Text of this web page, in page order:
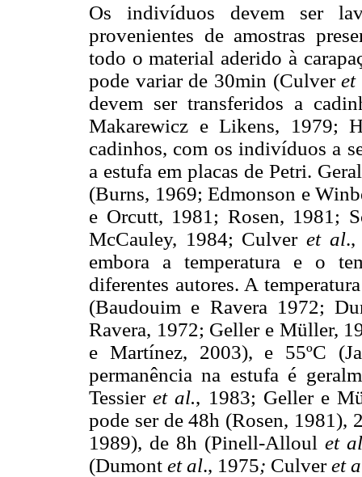
Os indivíduos devem ser
provenientes de amostras
todo o material aderido à
pode variar de 30min (Culveret
devem ser transferidos a
Makarewicz e Likens, 1979;
cadinhos, com os indivíduos a
a estufa em placas de Petri.
(Burns, 1969; Edmonson e
e Orcutt, 1981; Rosen, 1981;
McCauley, 1984; Culver et al.,
embora a temperatura e o
diferentes autores. A
(Baudouim e Ravera 1972;
Ravera, 1972; Geller e Müller,
e Martínez, 2003), e 55ºC
permanência na estufa é
Tessieret al., 1983; Geller e
pode ser de 48h (Rosen, 1981),
1989), de 8h (Pinell-Alloul et al
(Dumont et al., 1975; Culveret